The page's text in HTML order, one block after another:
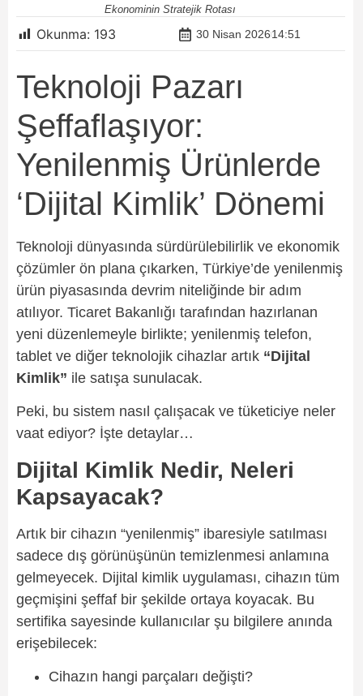
Ekonominin Stratejik Rotası
Okunma: 193 30 Nisan 202614:51
Teknoloji Pazarı
Şeffaflaşıyor:
Yenilenmiş Ürünlerde
‘Dijital Kimlik’ Dönemi
Teknoloji dünyasında sürdürülebilirlik ve ekonomik
çözümler ön plana çıkarken, Türkiye’de yenilenmiş
ürün piyasasında devrim niteliğinde bir adım
atılıyor. Ticaret Bakanlığı tarafından hazırlanan
yeni düzenlemeyle birlikte; yenilenmiş telefon,
tablet ve diğer teknolojik cihazlar artık “Dijital
Kimlik” ile satışa sunulacak.
Peki, bu sistem nasıl çalışacak ve tüketiciye neler
vaat ediyor? İşte detaylar…
Dijital Kimlik Nedir, Neleri
Kapsayacak?
Artık bir cihazın “yenilenmiş” ibaresiyle satılması
sadece dış görünüşünün temizlenmesi anlamına
gelmeyecek. Dijital kimlik uygulaması, cihazın tüm
geçmişini şeffaf bir şekilde ortaya koyacak. Bu
sertifika sayesinde kullanıcılar şu bilgilere anında
erişebilecek:
Cihazın hangi parçaları değişti?